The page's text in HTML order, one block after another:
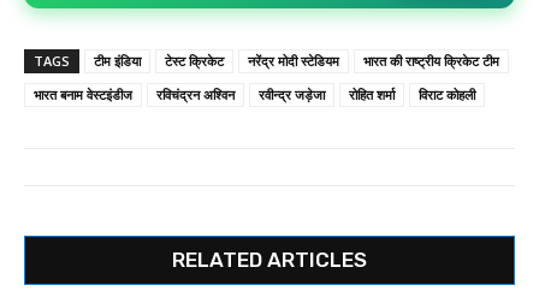
TAGS टीम इंडिया टेस्ट क्रिकेट नरेंद्र मोदी स्टेडियम
भारत की राष्ट्रीय क्रिकेट टीम
भारत बनाम वेस्टइंडीज
रविचंद्रन अश्विन रवीन्द्र जड़ेजा रोहित शर्मा विराट कोहली
RELATED ARTICLES